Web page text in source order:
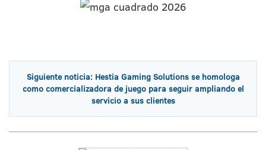
Siguiente noticia: Hestia Gaming Solutions se homologa
como comercializadora de juego para seguir ampliando el
servicio a sus clientes